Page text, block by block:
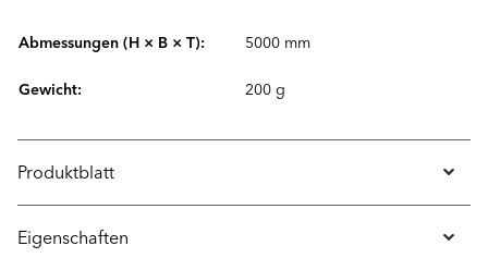
Abmessungen (H × B × T): 5000 mm
Gewicht: 200 g
Produktblatt
Eigenschaften